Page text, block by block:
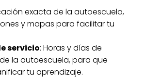
exacta de la autoescuela,
y mapas para facilitar tu
servicio: Horas y días de
la autoescuela, para que
tu aprendizaje.